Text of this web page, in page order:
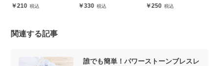
210 330 250
関連する記事
誰でも簡単！パワーストーンブレスレ